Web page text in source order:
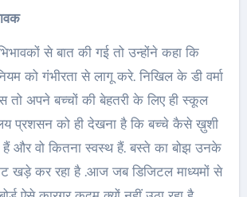
से बात की गई तो उन्होंने कहा कि
को गंभीरता से लागू करे. निखिल के डी वर्मा
तो अपने बच्चों की बेहतरी के लिए ही स्कूल
प्रशसन को ही देखना है कि बच्चे कैसे ख़ुशी
और वो कितना स्वस्थ हैं. बस्ते का बोझ उनके
कर रहा है .आज जब डिजिटल माध्यमों से